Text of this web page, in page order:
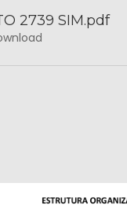
2739 SIM.pdf